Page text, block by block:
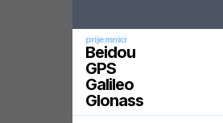
prijemnici
Beidou
GPS
Galileo
Glonass